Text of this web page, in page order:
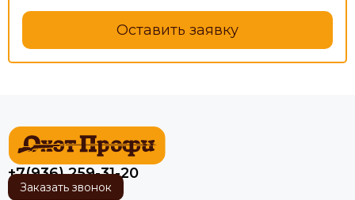
Оставить заявку
+7(936) 259-31-20
Заказать звонок